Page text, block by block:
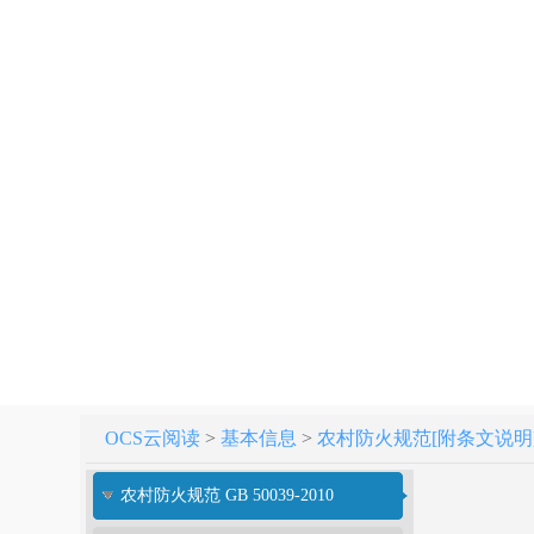
OCS云阅读 > 基本信息 > 农村防火规范[附条文说明
农村防火规范 GB 50039-2010